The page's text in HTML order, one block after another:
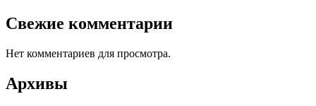
Свежие комментарии
Нет комментариев для просмотра.
Архивы